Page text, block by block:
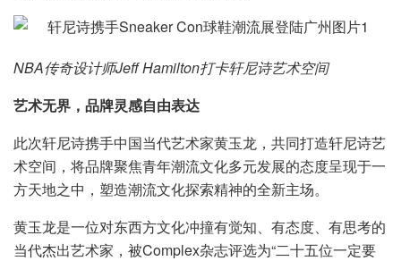
NBA传奇设计师Jeff Hamilton打卡轩尼诗艺术空间
艺术无界，品牌灵感自由表达
此次轩尼诗携手中国当代艺术家黄玉龙，共同打造轩尼诗艺
术空间，将品牌聚焦青年潮流文化多元发展的态度呈现于一
方天地之中，塑造潮流文化探索精神的全新主场。
黄玉龙是一位对东西方文化冲撞有觉知、有态度、有思考的
当代杰出艺术家，被Complex杂志评选为“二十五位一定要